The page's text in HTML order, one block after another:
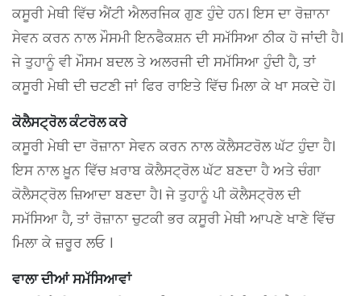
ਕਸੂਰੀ ਮੇਥੀ ਵਿੱਚ ਐਂਟੀ ਐਲਰਜਿਕ ਗੁਣ ਹੁੰਦੇ ਹਨ। ਇਸ ਦਾ ਰੋਜ਼ਾਨਾ
ਸੇਵਨ ਕਰਨ ਨਾਲ ਮੌਸਮੀ ਇਨਫੈਕਸ਼ਨ ਦੀ ਸਮੱਸਿਆ ਠੀਕ ਹੋ ਜਾਂਦੀ ਹੈ।
ਜੇ ਤੁਹਾਨੂੰ ਵੀ ਮੌਸਮ ਬਦਲ ਤੇ ਅਲਰਜੀ ਦੀ ਸਮੱਸਿਆ ਹੁੰਦੀ ਹੈ, ਤਾਂ
ਕਸੂਰੀ ਮੇਥੀ ਦੀ ਚਟਣੀ ਜਾਂ ਫਿਰ ਰਾਇਤੇ ਵਿੱਚ ਮਿਲਾ ਕੇ ਖਾ ਸਕਦੇ ਹੋ।
ਕੋਲੈਸਟ੍ਰੋਲ ਕੰਟਰੋਲ ਕਰੇ
ਕਸੂਰੀ ਮੇਥੀ ਦਾ ਰੋਜ਼ਾਨਾ ਸੇਵਨ ਕਰਨ ਨਾਲ ਕੋਲੈਸਟਰੋਲ ਘੱਟ ਹੁੰਦਾ ਹੈ।
ਇਸ ਨਾਲ ਖ਼ੂਨ ਵਿੱਚ ਖ਼ਰਾਬ ਕੋਲੈਸਟ੍ਰੋਲ ਘੱਟ ਬਣਦਾ ਹੈ ਅਤੇ ਚੰਗਾ
ਕੋਲੈਸਟ੍ਰੋਲ ਜ਼ਿਆਦਾ ਬਣਦਾ ਹੈ। ਜੇ ਤੁਹਾਨੂੰ ਪੀ ਕੋਲੈਸਟ੍ਰੋਲ ਦੀ
ਸਮੱਸਿਆ ਹੈ, ਤਾਂ ਰੋਜ਼ਾਨਾ ਚੁਟਕੀ ਭਰ ਕਸੂਰੀ ਮੇਥੀ ਆਪਣੇ ਖਾਣੇ ਵਿੱਚ
ਮਿਲਾ ਕੇ ਜ਼ਰੂਰ ਲਓ ।
ਵਾਲਾ ਦੀਆਂ ਸਮੱਸਿਆਵਾਂ